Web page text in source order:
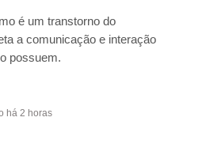
é um transtorno do
a comunicação e interação
possuem.
há 2 horas